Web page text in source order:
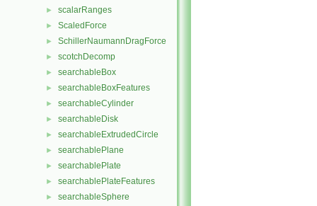
► scalarRanges
► ScaledForce
► SchillerNaumannDragForce
► scotchDecomp
► searchableBox
► searchableBoxFeatures
► searchableCylinder
► searchableDisk
► searchableExtrudedCircle
► searchablePlane
► searchablePlate
► searchablePlateFeatures
► searchableSphere